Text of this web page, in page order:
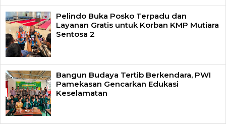
Pelindo Buka Posko Terpadu dan
Layanan Gratis untuk Korban KMP Mutiara
Sentosa 2
Bangun Budaya Tertib Berkendara, PWI
Pamekasan Gencarkan Edukasi
Keselamatan